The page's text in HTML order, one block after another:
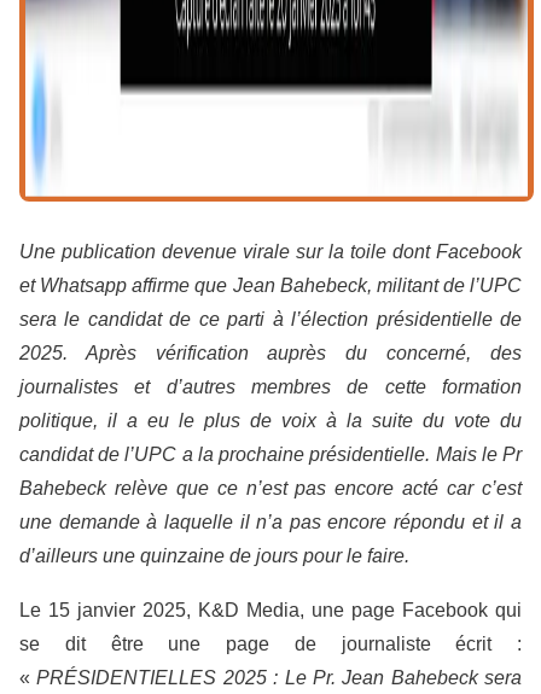
Une publication devenue virale sur la toile dont Facebook
et Whatsapp affirme que Jean Bahebeck, militant de l’UPC
sera le candidat de ce parti à l’élection présidentielle de
2025. Après vérification auprès du concerné, des
journalistes et d’autres membres de cette formation
politique, il a eu le plus de voix à la suite du vote du
candidat de l’UPC a la prochaine présidentielle. Mais le Pr
Bahebeck relève que ce n’est pas encore acté car c’est
une demande à laquelle il n’a pas encore répondu et il a
d’ailleurs une quinzaine de jours pour le faire.
Le 15 janvier 2025, K&D Media, une page Facebook qui
se dit être une page de journaliste écrit :
«PRÉSIDENTIELLES 2025 : Le Pr. Jean Bahebeck sera